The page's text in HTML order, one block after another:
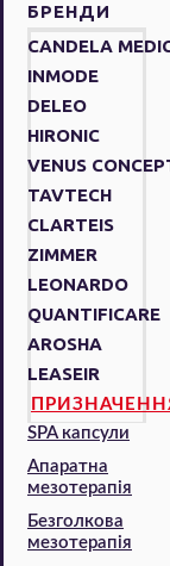
БРЕНДИ
CANDELA
INMODE
DELEO
HIRONIC
VENUS
TAVTECH
CLARTEIS
ZIMMER
LEONARDO
QUANTIFICARE
AROSHA
LEASEIR
SPA капсули
Апаратна
мезотерапія
Безголкова
мезотерапія